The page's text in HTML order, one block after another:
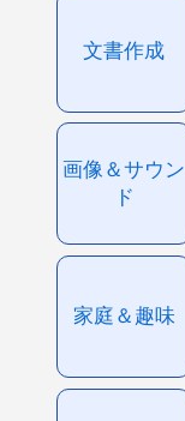
文書作成
画像＆サウン
ド
家庭＆趣味